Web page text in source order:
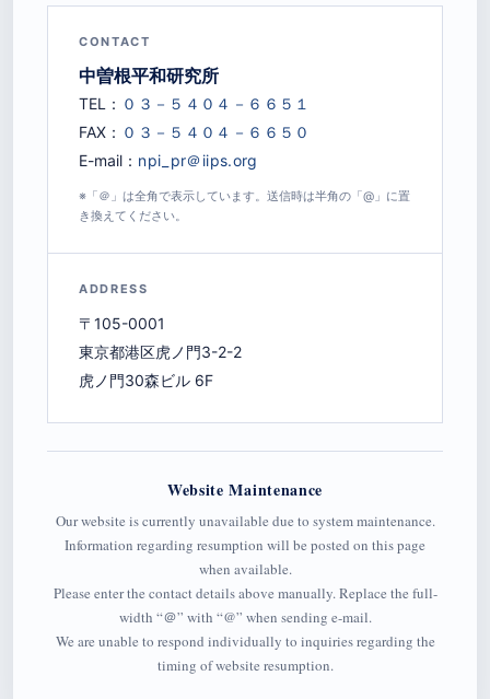
CONTACT
中曽根平和研究所
TEL：
FAX：
E-mail：
※「＠」は全角で表示しています。送信時は半角の「@」に置
き換えてください。
ADDRESS
〒105-0001
東京都港区虎ノ門3-2-2
虎ノ門30森ビル 6F
Website Maintenance
Our website is currently unavailable due to system maintenance.
Information regarding resumption will be posted on this page
when available.
Please enter the contact details above manually. Replace the full-
width “＠” with “@” when sending e-mail.
We are unable to respond individually to inquiries regarding the
timing of website resumption.